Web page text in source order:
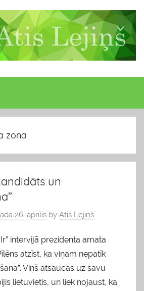
zona
un
26. aprīlis by Atis Lejiņš
intervijā prezidenta amata
atzīst, ka viņam nepatīk
Viņš atsaucas uz savu
lietuvietis, un liek nojaust, ka